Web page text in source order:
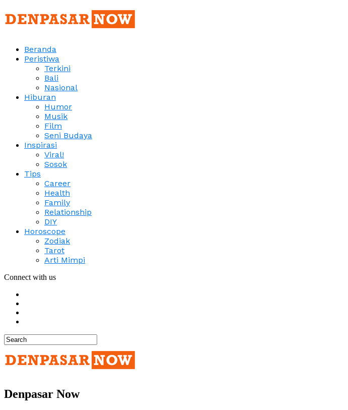
Beranda
Peristiwa
Terkini
Bali
Nasional
Hiburan
Humor
Musik
Film
Seni Budaya
Inspirasi
Viral!
Sosok
Tips
Career
Health
Family
Relationship
DIY
Horoscope
Zodiak
Tarot
Arti Mimpi
Connect with us
Denpasar Now